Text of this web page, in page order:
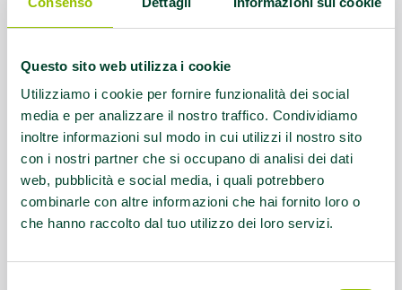
Questo sito web utilizza i cookie
Utilizziamo i cookie per fornire funzionalità dei social
media e per analizzare il nostro traffico. Condividiamo
inoltre informazioni sul modo in cui utilizzi il nostro sito
con i nostri partner che si occupano di analisi dei dati
web, pubblicità e social media, i quali potrebbero
combinarle con altre informazioni che hai fornito loro o
che hanno raccolto dal tuo utilizzo dei loro servizi.
aggiornamenti e le prossime date
Questo contenuto si trova in